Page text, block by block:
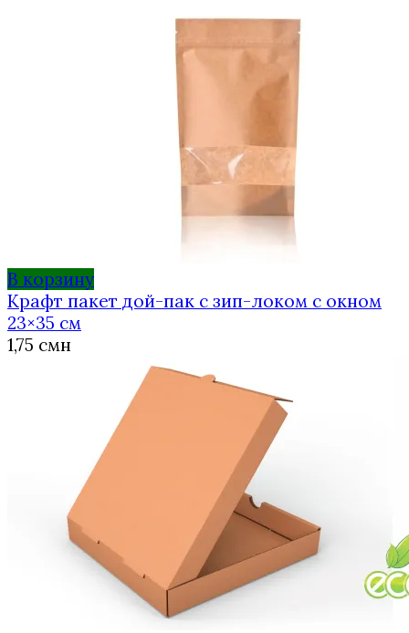
В корзину
Крафт пакет дой-пак с зип-локом с окном
23×35 см
1,75 смн